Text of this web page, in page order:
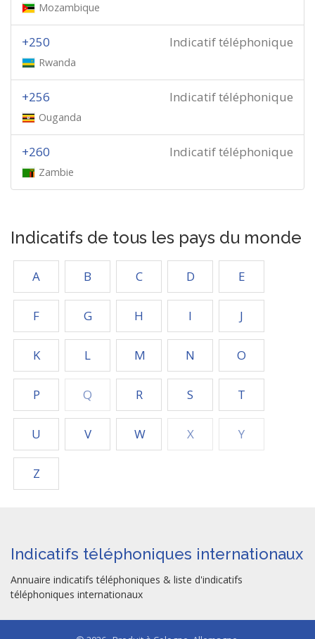
Mozambique
Indicatif téléphonique
+250
Rwanda
Indicatif téléphonique
+256
Ouganda
Indicatif téléphonique
+260
Zambie
Indicatifs de tous les pays du monde
A B C D E
F G H I J
K L M N O
P Q R S T
U V W X Y
Z
Indicatifs téléphoniques internationaux
Annuaire indicatifs téléphoniques & liste d'indicatifs
téléphoniques internationaux